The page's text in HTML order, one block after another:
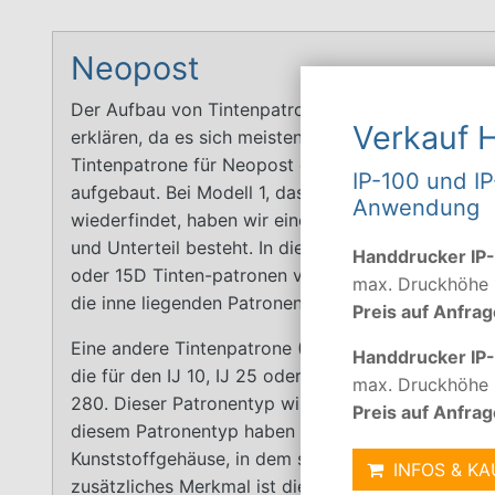
Neopost
Der Aufbau von Tintenpatronen für
erklären, da es sich meistens nur um eine
Tintenpatrone für Neopost oder auch Intimus-
aufgebaut. Bei Modell 1, das sich in sehr vielen
wiederfindet, haben wir einen großen
und Unterteil besteht. In diesem Kunststoffkörper
oder 15D Tinten-patronen von HP. Separate
die inne liegenden Patronen von außen nach innen
Eine andere Tintenpatrone (Modell 2), die von
die für den IJ 10, IJ 25 oder für die neueren
280. Dieser Patronentyp wird ebenfalls im Frama
diesem Patronentyp haben wir auch wieder ein
Kunststoffgehäuse, in dem sich aber nur eine
zusätzliches Merkmal ist die an der Seite
Verkauf
IP-100 und
Anwendung
Handdrucker
max. Druckhöhe
Preis auf
Handdrucker
max. Druckhöhe
Preis auf
INFOS &